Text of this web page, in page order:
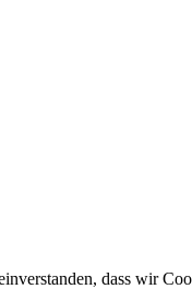
dass wir